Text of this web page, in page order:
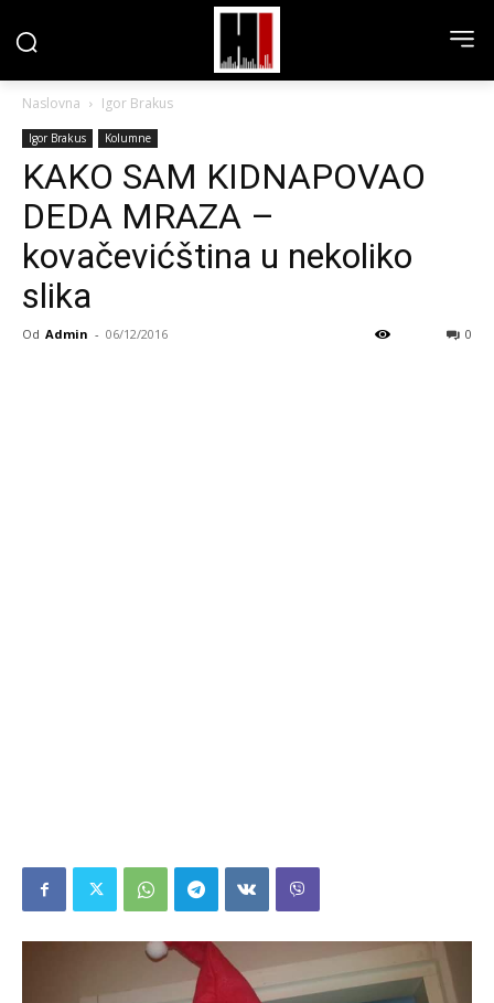
Naslovna Igor Brakus
Igor Brakus Kolumne
KAKO SAM KIDNAPOVAO
DEDA MRAZA –
kovačevićština u nekoliko
slika
Od Admin - 06/12/2016 0